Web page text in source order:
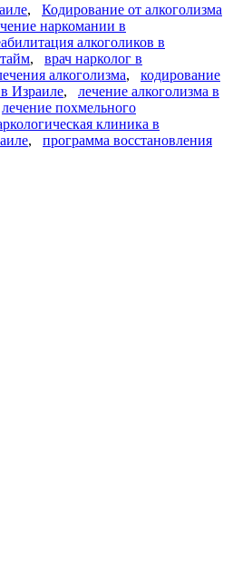
, Кодирование от алкоголизма
наркомании в
алкоголиков в
, врач нарколог в
алкоголизма, кодирование
Израиле, лечение алкоголизма в
лечение похмельного
клиника в
, программа восстановления